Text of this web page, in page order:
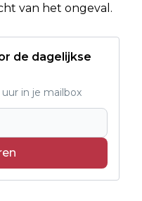
van het ongeval.
de dagelijkse
in je mailbox